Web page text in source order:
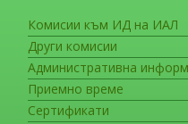
Комисии към ИД на ИАЛ
Други комисии
Административна
Приемно време
Сертификати
ЗА ГРАЖДАНИТЕ